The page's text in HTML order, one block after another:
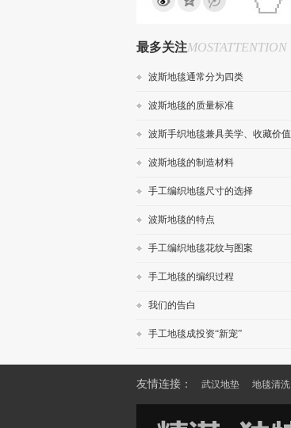
最多关注MOSTATTENTION
波斯地毯通常分为四类
波斯地毯的质量标准
波斯手织地毯兼具美学、收藏价值
波斯地毯的制造材料
手工编织地毯尺寸的选择
波斯地毯的特点
手工编织地毯花纹与图案
手工地毯的编织过程
我们的告白
手工地毯成投资“新宠”
友情连接： 武汉地垫 地毯清洗